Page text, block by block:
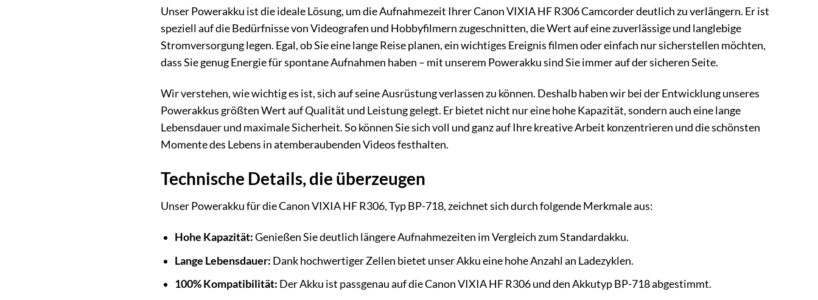
Unser Powerakku ist die ideale Lösung, um die Aufnahmezeit Ihrer Canon VIXIA HF R306 Camcorder deutlich zu verlängern. Er ist
speziell auf die Bedürfnisse von Videografen und Hobbyfilmern zugeschnitten, die Wert auf eine zuverlässige und langlebige
Stromversorgung legen. Egal, ob Sie eine lange Reise planen, ein wichtiges Ereignis filmen oder einfach nur sicherstellen möchten,
dass Sie genug Energie für spontane Aufnahmen haben – mit unserem Powerakku sind Sie immer auf der sicheren Seite.
Wir verstehen, wie wichtig es ist, sich auf seine Ausrüstung verlassen zu können. Deshalb haben wir bei der Entwicklung unseres
Powerakkus größten Wert auf Qualität und Leistung gelegt. Er bietet nicht nur eine hohe Kapazität, sondern auch eine lange
Lebensdauer und maximale Sicherheit. So können Sie sich voll und ganz auf Ihre kreative Arbeit konzentrieren und die schönsten
Momente des Lebens in atemberaubenden Videos festhalten.
Technische Details, die überzeugen
Unser Powerakku für die Canon VIXIA HF R306, Typ BP-718, zeichnet sich durch folgende Merkmale aus:
Hohe Kapazität:Genießen Sie deutlich längere Aufnahmezeiten im Vergleich zum Standardakku.
Lange Lebensdauer: Dank hochwertiger Zellen bietet unser Akku eine hohe Anzahl an Ladezyklen.
100% Kompatibilität: Der Akku ist passgenau auf die Canon VIXIA HF R306 und den Akkutyp BP-718 abgestimmt.